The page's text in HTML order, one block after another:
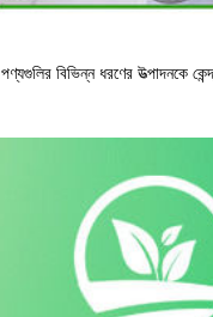
বিভিন্ন ধরণের উত্পাদনকে